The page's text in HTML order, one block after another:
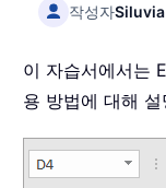
작성자Siluvia
이 자습서에서는
용 방법에 대해 설